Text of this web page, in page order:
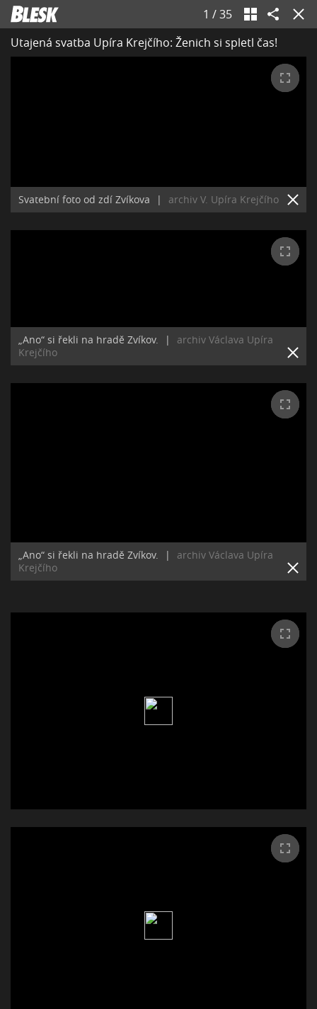
1 /35
Utajená svatba Upíra Krejčího: Ženich si spletl čas!
Svatební foto od zdí Zvíkova | archiv V. Upíra Krejčího
„Ano“ si řekli na hradě Zvíkov. |
archiv Václava Upíra
Krejčího
„Ano“ si řekli na hradě Zvíkov. |
archiv Václava Upíra
Krejčího